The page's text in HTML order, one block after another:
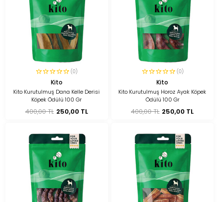
(0)
Kito
Kito Kurutulmuş Dana Kelle Derisi
Köpek Ödülü 100 Gr
400,00 TL 250,00 TL
(0)
Kito
Kito Kurutulmuş Horoz Ayak Köpek
Ödülü 100 Gr
400,00 TL 250,00 TL